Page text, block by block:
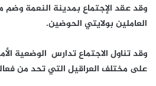
وقد عقد الإجتماع بمدينة النعمة
العاملين بولايتي الحوضين.
وقد تناول الاجتماع تدارس الوضعية
على مختلف العراقيل التي تحد من